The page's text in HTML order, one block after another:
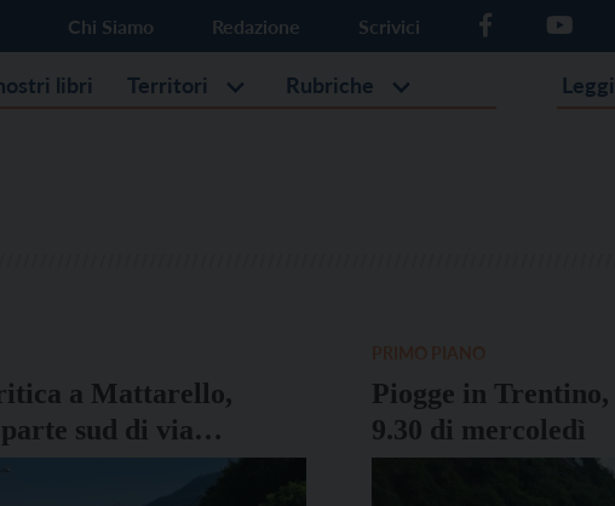
Chi Siamo Redazione Scrivici
libri Territori Rubriche
a Mattarello,
sud di via
Piogge in
9.30 di mercoledì